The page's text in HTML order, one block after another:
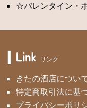
☆バレンタイン・
Link リンク
きたの酒店につい
特定商取引法に基
プライバシーポリ